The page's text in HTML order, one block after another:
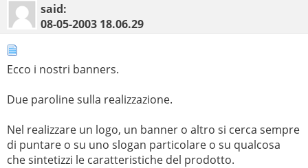
said:
08-05-2003 18.06.29
Ecco i nostri banners.
Due paroline sulla realizzazione.
Nel realizzare un logo, un banner o altro si cerca sempre
di puntare o su uno slogan particolare o su qualcosa
che sintetizzi le caratteristiche del prodotto.